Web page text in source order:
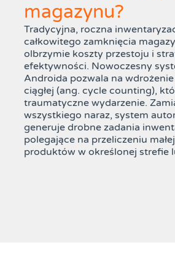
magazynu?
Tradycyjna, roczna
całkowitego zamknięcia
olbrzymie koszty przestoju i
efektywności. Nowoczesny
Androida pozwala na
ciągłej (ang. cycle counting),
traumatyczne wydarzenie.
wszystkiego naraz, system
generuje drobne zadania
polegające na przeliczeniu
produktów w określonej strefie